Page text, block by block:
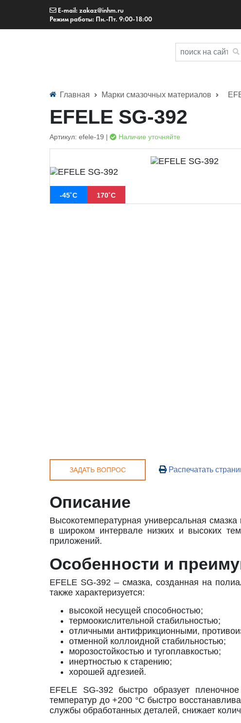
E-mail: zakaz@inhm.ru
Режим работы: Пн.-Пт. 9:00-18:00
Главная Марки смазочных материалов
EFELE SG-392
Артикул: efele-19 | Наличие уточняйте
-45˚С 170˚С
ЗАДАТЬ ВОПРОС Распечатать
Описание
Высокотемпературная универсальная
в широком интервале низких и высоких
приложений.
Особенности и
EFELE SG-392 – смазка, созданная на
также характеризуется:
высокой несущей способностью;
термоокислительной стабильностью;
отличными антифрикционными,
отменной коллоидной стабильностью;
морозостойкостью и тугоплавкостью;
инертностью к старению;
хорошей адгезией.
EFELE SG-392 быстро образует
температур до +200 °С быстро
службы обработанных деталей, снижает